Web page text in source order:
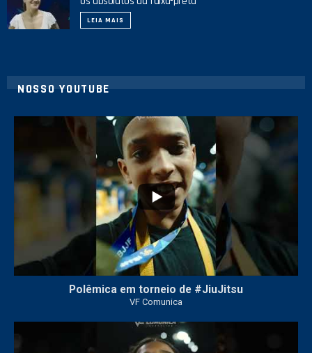
LEIA MAIS
NOSSO YOUTUBE
Polêmica em torneio de #JiuJitsu
VF Comunica